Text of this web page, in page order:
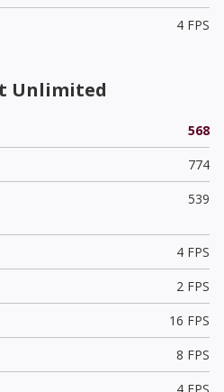
4 FPS
Unlimited
568
774
539
4 FPS
2 FPS
16 FPS
8 FPS
4 FPS